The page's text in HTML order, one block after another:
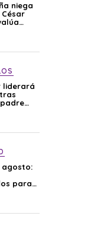
niega
liderará
con
agosto:
para